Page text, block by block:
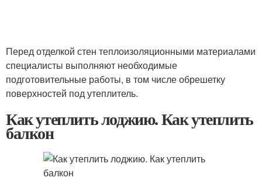
Перед отделкой стен теплоизоляционными материалами
специалисты выполняют необходимые
подготовительные работы, в том числе обрешетку
поверхностей под утеплитель.
Как утеплить лоджию. Как утеплить
балкон